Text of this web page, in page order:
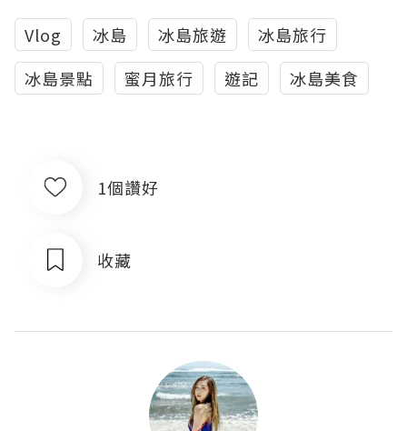
Vlog 冰島 冰島旅遊
冰島旅行
冰島景點
蜜月旅行 遊記 冰島美食
1個讚好
收藏